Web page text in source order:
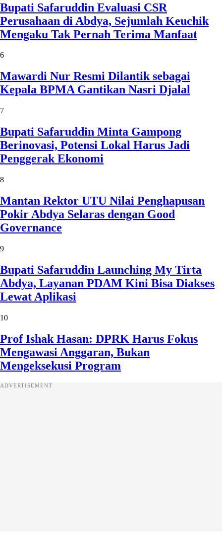
Bupati Safaruddin Evaluasi CSR
Perusahaan di Abdya, Sejumlah Keuchik
Mengaku Tak Pernah Terima Manfaat
6
Mawardi Nur Resmi Dilantik sebagai
Kepala BPMA Gantikan Nasri Djalal
7
Bupati Safaruddin Minta Gampong
Berinovasi, Potensi Lokal Harus Jadi
Penggerak Ekonomi
8
Mantan Rektor UTU Nilai Penghapusan
Pokir Abdya Selaras dengan Good
Governance
9
Bupati Safaruddin Launching My Tirta
Abdya, Layanan PDAM Kini Bisa Diakses
Lewat Aplikasi
10
Prof Ishak Hasan: DPRK Harus Fokus
Mengawasi Anggaran, Bukan
Mengeksekusi Program
ADVERTISEMENT